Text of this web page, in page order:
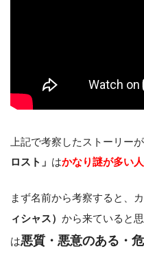
上記で考察したストーリーが
ロスト」 はかなり謎が多い人
まず名前から考察すると、
ィシャス） から来ていると思
は悪質・悪意のある・